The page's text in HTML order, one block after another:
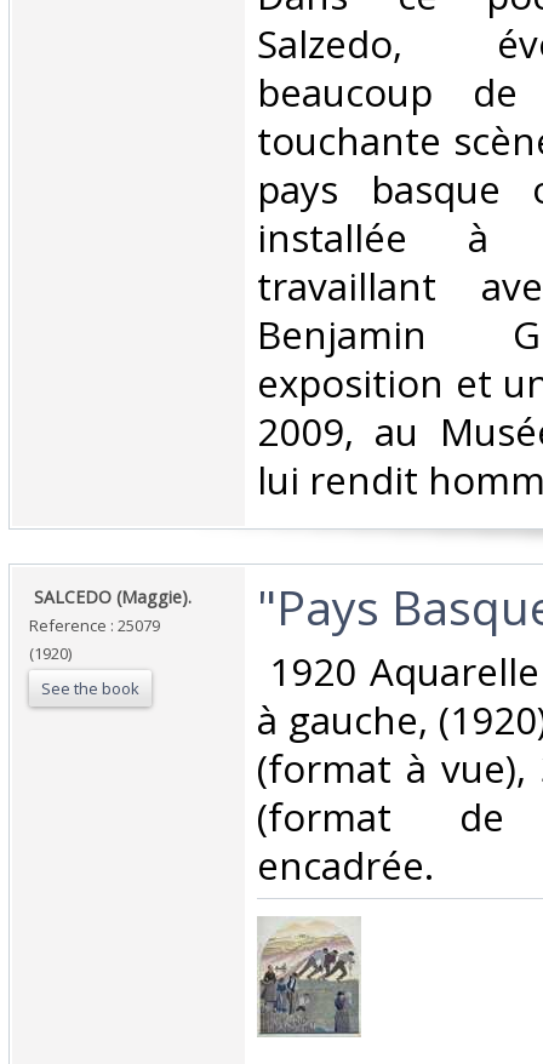
Salzedo,
beaucoup
touchante
pays basque
installée à
travaillant
Benjamin
exposition et
2009, au
lui rendit
‎ SALCEDO (Maggie).‎
Reference : 25079
(1920)
See the book
‎"Pays
1920
à gauche,
(format à vue),
(format
encadrée. ‎